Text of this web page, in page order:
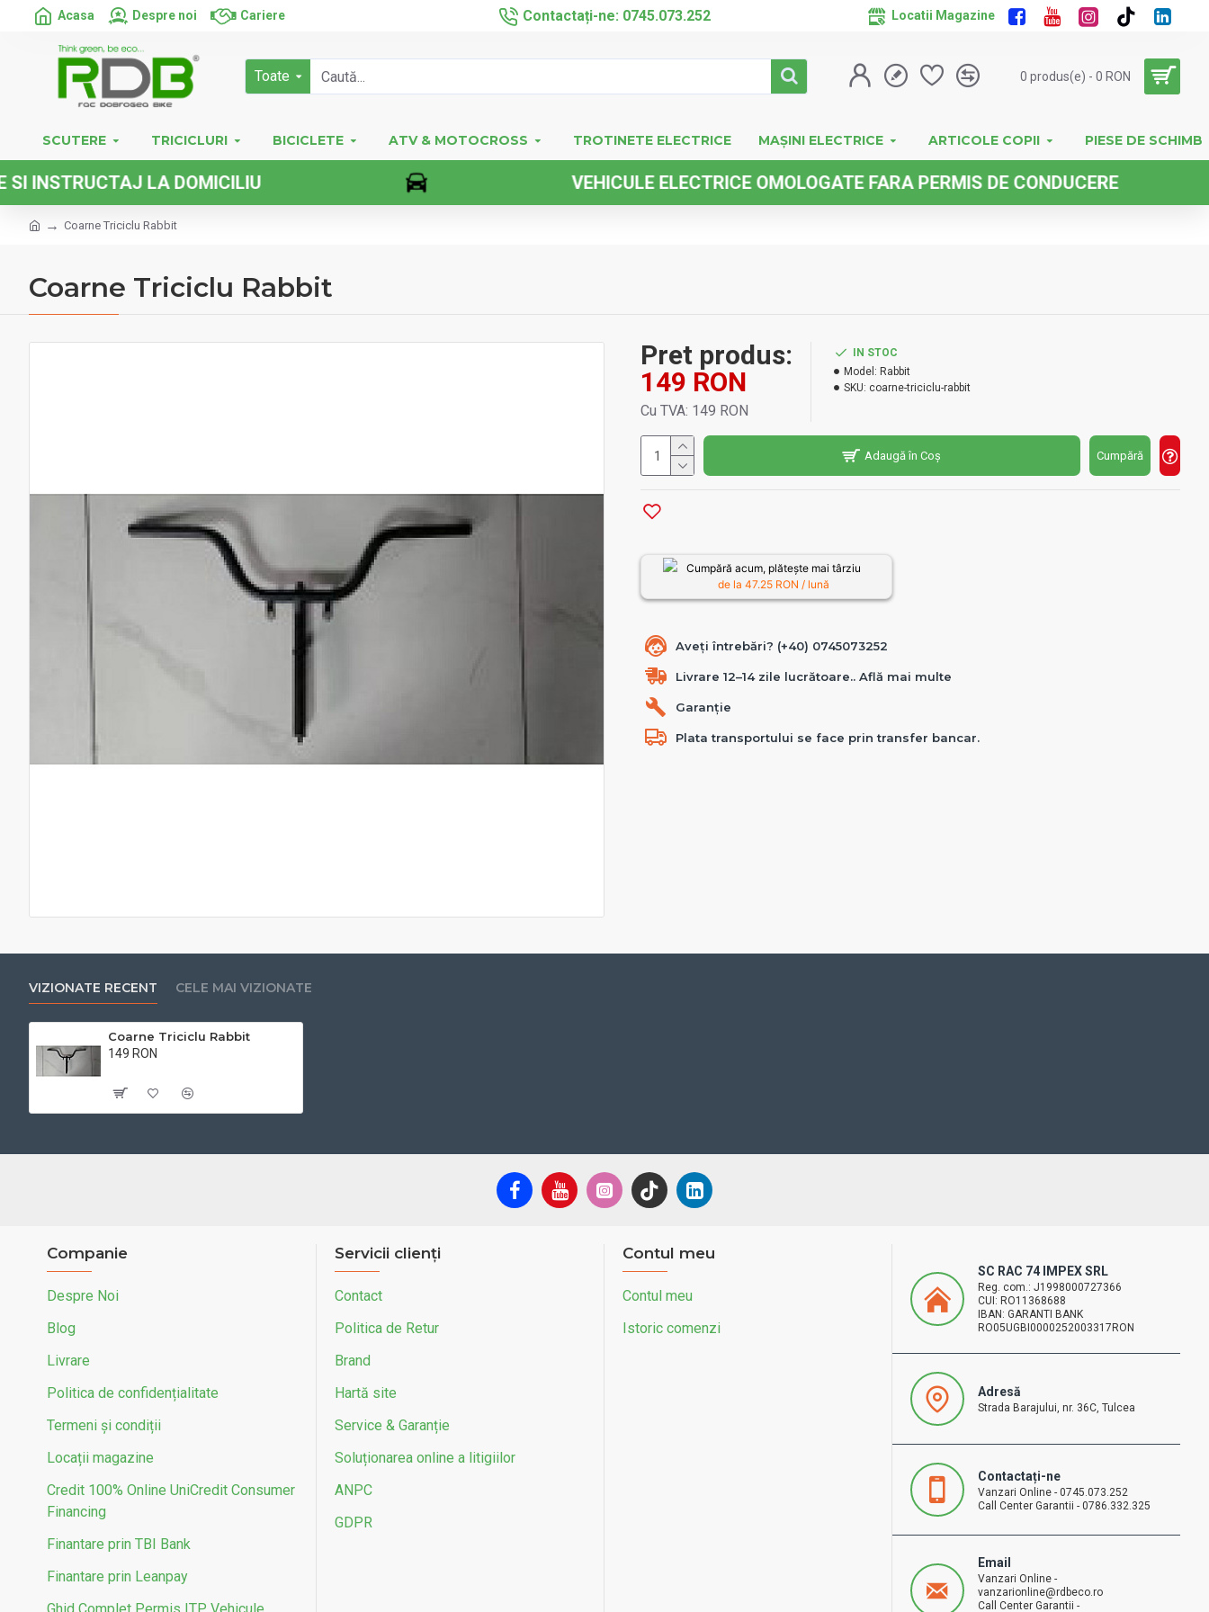
Acasa Despre noi Cariere Contactați-ne: 0745.073.252 Locatii Magazine
Toate 0 produs(e) - 0 RON
SCUTERE TRICICLURI BICICLETE ATV & MOTOCROSS TROTINETE ELECTRICE MAȘINI ELECTRICE ARTICOLE COPII PIESE DE SCHIMB
LA DOMICILIU VEHICULE ELECTRICE OMOLOGATE FARA PERMIS DE CONDUCERE
Coarne Triciclu Rabbit
Coarne Triciclu Rabbit
Pret produs:
149 RON
Cu TVA: 149 RON
IN STOC
Model: Rabbit
SKU: coarne-triciclu-rabbit
Adaugă în Coș Cumpără
Cumpără acum, plătește mai târziu
de la 47.25 RON / lună
Aveți întrebări? (+40) 0745073252
Livrare 12–14 zile lucrătoare.. Află mai multe
Garanție
Plata transportului se face prin transfer bancar.
VIZIONATE RECENT CELE MAI VIZIONATE
Coarne Triciclu Rabbit
149 RON
Companie
Despre Noi
Blog
Livrare
Politica de confidențialitate
Termeni și condiții
Locații magazine
Credit 100% Online UniCredit Consumer
Financing
Finantare prin TBI Bank
Finantare prin Leanpay
Servicii clienți
Contact
Politica de Retur
Brand
Hartă site
Service & Garanție
Soluționarea online a litigiilor
ANPC
GDPR
Contul meu
Contul meu
Istoric comenzi
SC RAC 74 IMPEX SRL
Reg. com.: J1998000727366
CUI: RO11368688
IBAN: GARANTI BANK
RO05UGBI0000252003317RON
Adresă
Strada Barajului, nr. 36C, Tulcea
Contactați-ne
Vanzari Online - 0745.073.252
Call Center Garantii - 0786.332.325
Email
Vanzari Online -
vanzarionline@rdbeco.ro
Call Center Garantii -